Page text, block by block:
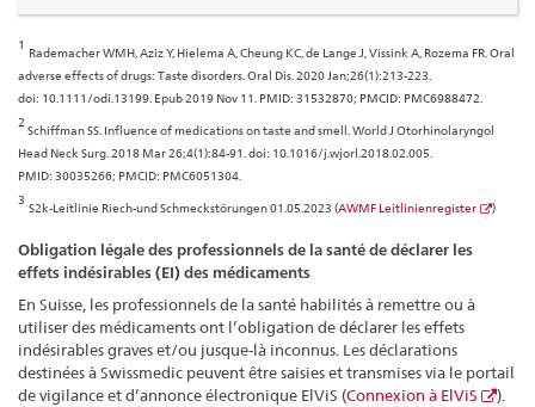
1
Rademacher WMH, Aziz Y, Hielema A, Cheung KC, de Lange J, Vissink A, Rozema FR. Oral
adverse effects of drugs: Taste disorders. Oral Dis. 2020 Jan;26(1):213-223.
doi: 10.1111/odi.13199. Epub 2019 Nov 11. PMID: 31532870; PMCID: PMC6988472.
2
Schiffman SS. Influence of medications on taste and smell. World J Otorhinolaryngol
Head Neck Surg. 2018 Mar 26;4(1):84-91. doi: 10.1016/j.wjorl.2018.02.005.
PMID: 30035266; PMCID: PMC6051304.
3
S2k-Leitlinie Riech-und Schmeckstörungen 01.05.2023 (AWMF Leitlinienregister )
Obligation légale des professionnels de la santé de déclarer les
effets indésirables (EI) des médicaments
En Suisse, les professionnels de la santé habilités à remettre ou à
utiliser des médicaments ont l’obligation de déclarer les effets
indésirables graves et/ou jusque-là inconnus. Les déclarations
destinées à Swissmedic peuvent être saisies et transmises via le portail
de vigilance et d’annonce électronique ElViS (Connexion à ElViS ).